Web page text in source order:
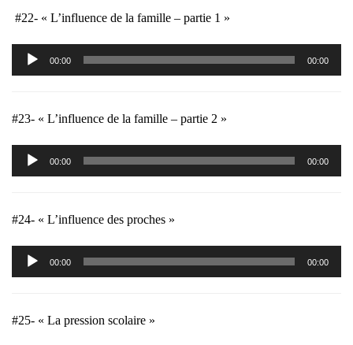
#22- « L’influence de la famille – partie 1 »
Lecteur
audio
00:00 00:00
#23- « L’influence de la famille – partie 2 »
Lecteur
audio
00:00 00:00
#24- « L’influence des proches »
Lecteur
audio
00:00 00:00
#25- « La pression scolaire »